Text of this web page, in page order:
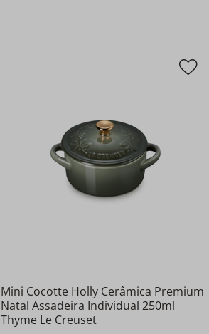
Mini Cocotte Holly Cerâmica Premium
Natal Assadeira Individual 250ml
Thyme Le Creuset